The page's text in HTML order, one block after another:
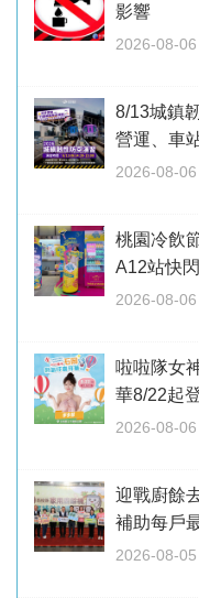
影響
2026-08-
8/13城鎮
營運、車
2026-08-
桃園冷飲
A12站快
2026-08-
啦啦隊女
華8/22起
2026-08-
迎戰廚餘
補助每戶
2026-08-